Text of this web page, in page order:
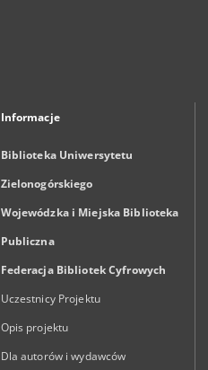
Informacje
Biblioteka Uniwersytetu
Zielonogórskiego
Wojewódzka i Miejska Biblioteka
Publiczna
Federacja Bibliotek Cyfrowych
Uczestnicy Projektu
Opis projektu
Dla autorów i wydawców